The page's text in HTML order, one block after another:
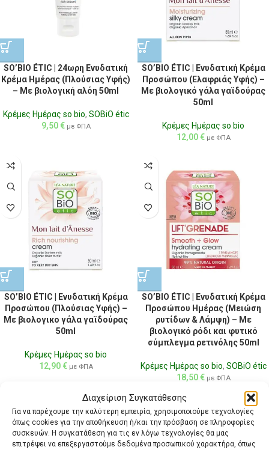
Διαχείριση Συγκατάθεσης
Για να παρέχουμε την καλύτερη εμπειρία, χρησιμοποιούμε τεχνολογίες
όπως cookies για την αποθήκευση ή/και την πρόσβαση σε πληροφορίες
συσκευών. Η συγκατάθεση για τις εν λόγω τεχνολογίες θα μας
επιτρέψει να επεξεργαστούμε δεδομένα προσωπικού χαρακτήρα, όπως
SO’BIO ÉTIC | 24ωρη Ενυδατική
Κρέμα Ημέρας (Πλούσιας Υφής)
– Με βιολογική αλόη 50ml
Κρέμες Ημέρας so bio, SOBiO étic
9,50€ με ΦΠΑ
SO’BIO ÉTIC | Ενυδατική Κρέμα
Προσώπου (Ελαφριάς Υφής) –
Με βιολογικό γάλα γαϊδούρας
50ml
Κρέμες Ημέρας so bio
12,00€ με ΦΠΑ
SO’BIO ÉTIC | Ενυδατική Κρέμα
Προσώπου (Πλούσιας Υφής) –
Με βιολογικο γάλα γαϊδούρας
50ml
Κρέμες Ημέρας so bio
12,90€ με ΦΠΑ
SO’BIO ÉTIC | Ενυδατική Κρέμα
Προσώπου Ημέρας (Μειώση
ρυτίδων & Λάμψη) – Με
βιολογικό ρόδι και φυτικό
σύμπλεγμα ρετινόλης 50ml
Κρέμες Ημέρας so bio, SOBiO étic
18,50€ με ΦΠΑ